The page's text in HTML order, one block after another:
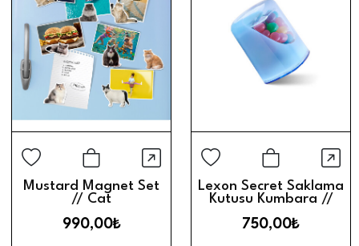
Sepete Ekle
Hızlı Görünüm
Mustard Magnet Set
// Cat
990,00₺
Sepete
Lexon Secret Saklama
Kutusu Kumbara //
750,00₺